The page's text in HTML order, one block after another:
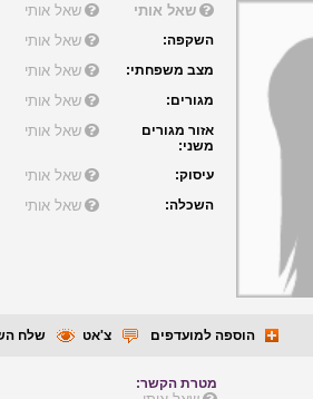
שאל אותי שאל אותי
השקפה: שאל אותי
מצב משפחתי: שאל אותי
מגורים: שאל אותי
אזור מגורים
משני:
שאל אותי
עיסוק: שאל אותי
השכלה: שאל אותי
הוספה למועדפים צ'אט שלח
מטרת הקשר: